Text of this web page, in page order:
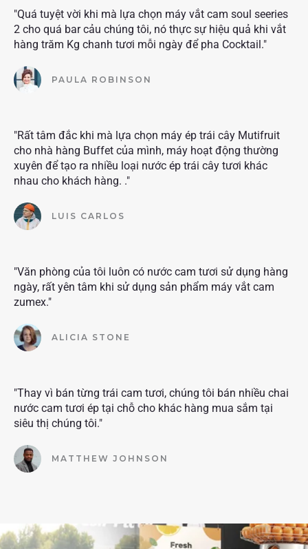
"Quá tuyệt vời khi mà lựa chọn máy vắt cam soul seeries
2 cho quá bar cảu chúng tôi, nó thực sự hiệu quả khi vắt
hàng trăm Kg chanh tươi mỗi ngày để pha Cocktail."
PAULA ROBINSON
"Rất tâm đắc khi mà lựa chọn máy ép trái cây Mutifruit
cho nhà hàng Buffet của mình, máy hoạt động thường
xuyên để tạo ra nhiều loại nước ép trái cây tươi khác
nhau cho khách hàng. ."
LUIS CARLOS
"Văn phòng của tôi luôn có nước cam tươi sử dụng hàng
ngày, rất yên tâm khi sử dụng sản phẩm máy vắt cam
zumex."
ALICIA STONE
"Thay vì bán từng trái cam tươi, chúng tôi bán nhiều chai
nước cam tươi ép tại chỗ cho khác hàng mua sắm tại
siêu thị chúng tôi."
MATTHEW JOHNSON